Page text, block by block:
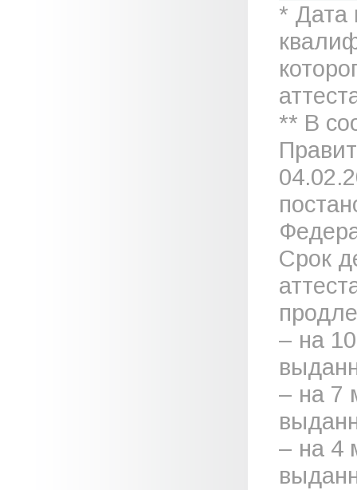
* Дата
** В
Срок
– на
– на 7
– на 4